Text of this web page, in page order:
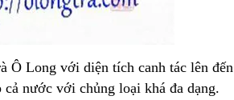
Ô Long với diện tích canh tác lên đến
cả nước với chủng loại khá đa dạng.